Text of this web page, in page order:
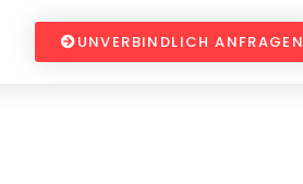
UNVERBINDLICH ANFRAGEN